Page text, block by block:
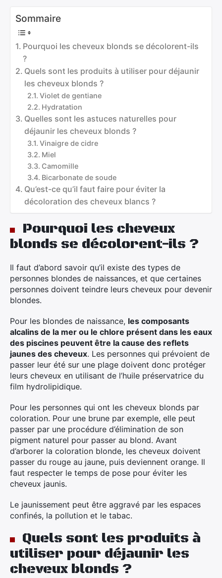
Sommaire
Pourquoi les cheveux blonds se décolorent-ils
?
Quels sont les produits à utiliser pour déjaunir
les cheveux blonds ?
Violet de gentiane
Hydratation
Quelles sont les astuces naturelles pour
déjaunir les cheveux blonds ?
Vinaigre de cidre
Miel
Camomille
Bicarbonate de soude
Qu’est-ce qu’il faut faire pour éviter la
décoloration des cheveux blancs ?
Pourquoi les cheveux
blonds se décolorent-ils ?
Il faut d’abord savoir qu’il existe des types de
personnes blondes de naissances, et que certaines
personnes doivent teindre leurs cheveux pour devenir
blondes.
Pour les blondes de naissance, les composants
alcalins de la mer ou le chlore présent dans les eaux
des piscines peuvent être la cause des reflets
jaunes des cheveux. Les personnes qui prévoient de
passer leur été sur une plage doivent donc protéger
leurs cheveux en utilisant de l’huile préservatrice du
film hydrolipidique.
Pour les personnes qui ont les cheveux blonds par
coloration. Pour une brune par exemple, elle peut
passer par une procédure d’élimination de son
pigment naturel pour passer au blond. Avant
d’arborer la coloration blonde, les cheveux doivent
passer du rouge au jaune, puis deviennent orange. Il
faut respecter le temps de pose pour éviter les
cheveux jaunis.
Le jaunissement peut être aggravé par les espaces
confinés, la pollution et le tabac.
Quels sont les produits à
utiliser pour déjaunir les
cheveux blonds ?